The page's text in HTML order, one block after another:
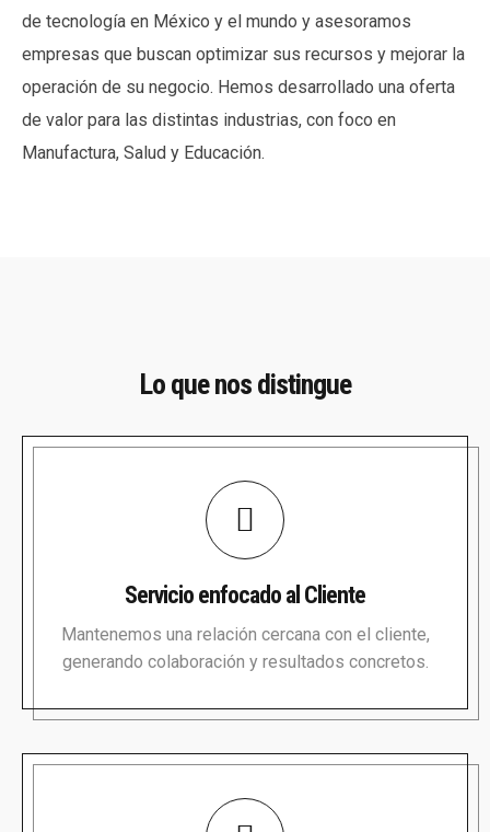
de tecnología en México y el mundo y asesoramos
empresas que buscan optimizar sus recursos y mejorar la
operación de su negocio. Hemos desarrollado una oferta
de valor para las distintas industrias, con foco en
Manufactura, Salud y Educación.
Lo que nos distingue
Servicio enfocado al Cliente
Mantenemos una relación cercana con el cliente,
generando colaboración y resultados concretos.